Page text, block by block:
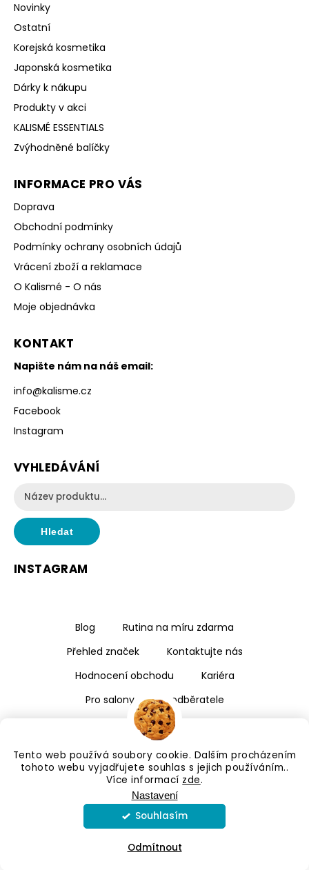
Tento web používá soubory cookie. Dalším procházením
tohoto webu vyjadřujete souhlas s jejich používáním..
Více informací zde.
Nastavení
Odmítnout
Souhlasím
Novinky
Ostatní
Korejská kosmetika
Japonská kosmetika
Dárky k nákupu
Produkty v akci
KALISMÉ ESSENTIALS
Zvýhodněné balíčky
INFORMACE PRO VÁS
Doprava
Obchodní podmínky
Podmínky ochrany osobních údajů
Vrácení zboží a reklamace
O Kalismé - O nás
Moje objednávka
KONTAKT
Napište nám na náš email:
info@kalisme.cz
Facebook
Instagram
VYHLEDÁVÁNÍ
Hledat
INSTAGRAM
Blog
Rutina na míru zdarma
Přehled značek
Kontaktujte nás
Hodnocení obchodu
Kariéra
Pro salony a velkoodběratele
Copyright 2026Kalismé. Všechna práva vyhrazena.
Upravit nastavení cookies